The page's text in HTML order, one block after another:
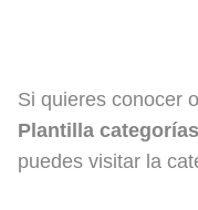
Si quieres conocer
Plantilla
puedes visitar la